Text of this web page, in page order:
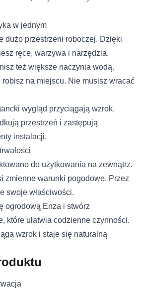
w jednym
dużo przestrzeni roboczej. Dzięki
ręce, warzywa i narzędzia.
też większe naczynia wodą.
na miejscu. Nie musisz wracać
wygląd przyciągają wzrok.
przestrzeń i zastępują
instalacji.
do użytkowania na zewnątrz.
zmienne warunki pogodowe. Przez
swoje właściwości.
ogrodową Enza i stwórz
które ułatwia codzienne czynności.
wzrok i staje się naturalną